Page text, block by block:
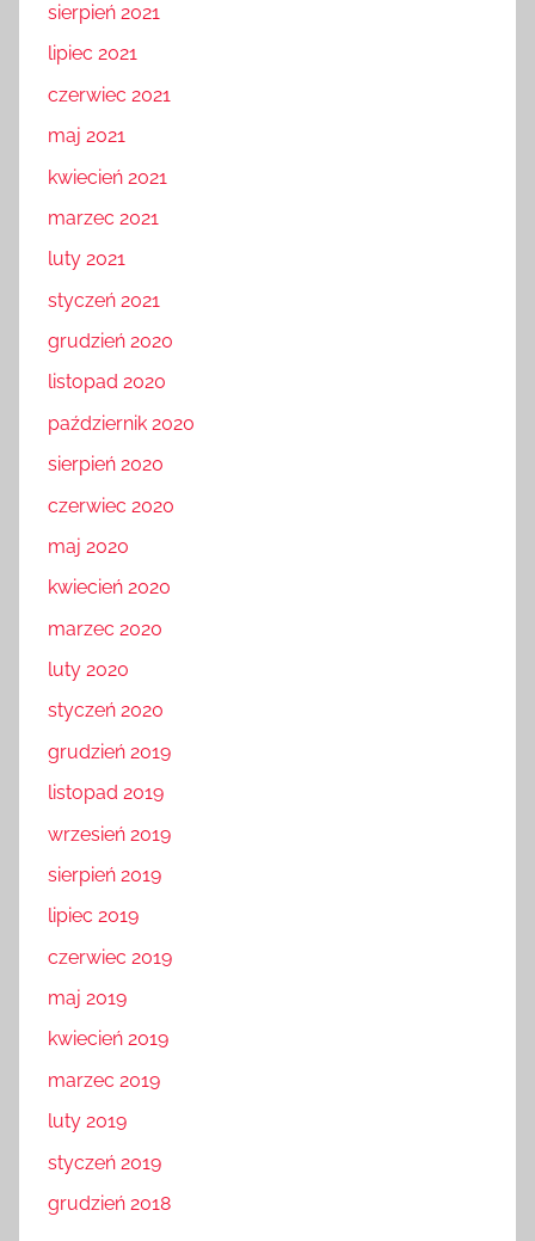
sierpień 2021
lipiec 2021
czerwiec 2021
maj 2021
kwiecień 2021
marzec 2021
luty 2021
styczeń 2021
grudzień 2020
listopad 2020
październik 2020
sierpień 2020
czerwiec 2020
maj 2020
kwiecień 2020
marzec 2020
luty 2020
styczeń 2020
grudzień 2019
listopad 2019
wrzesień 2019
sierpień 2019
lipiec 2019
czerwiec 2019
maj 2019
kwiecień 2019
marzec 2019
luty 2019
styczeń 2019
grudzień 2018